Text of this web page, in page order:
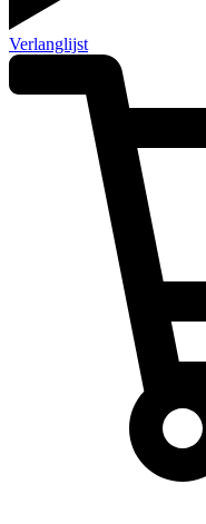
Verlanglijst